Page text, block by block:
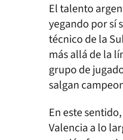
El talento
yegando por sí
técnico de la
más allá de la
grupo de
salgan
En este
Valencia a lo